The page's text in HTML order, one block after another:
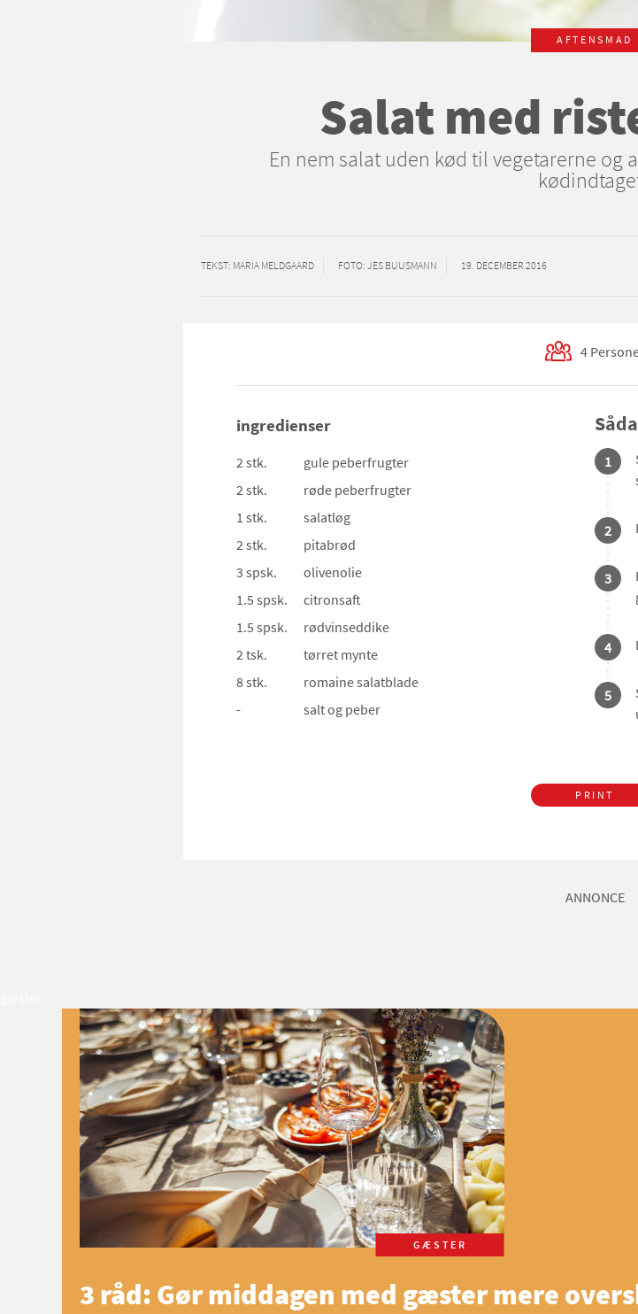
AFTENSMAD
Salat med
En nem salat uden kød til vegetarerne og
TEKST: MARIA MELDGAARD FOTO: JES BUUSMANN 19. DECEMBER 2016
4
ingredienser
2 stk.
gule peberfrugter
2 stk.
røde peberfrugter
1 stk.
salatløg
2 stk.
pitabrød
3 spsk.
olivenolie
1.5 spsk.
citronsaft
1.5 spsk.
rødvinseddike
2 tsk.
tørret mynte
8 stk.
romaine salatblade
-
salt og peber
1
2
3
4
5
PRINT
ANNONCE
GÆSTER
3 råd: Gør middagen med gæster mere